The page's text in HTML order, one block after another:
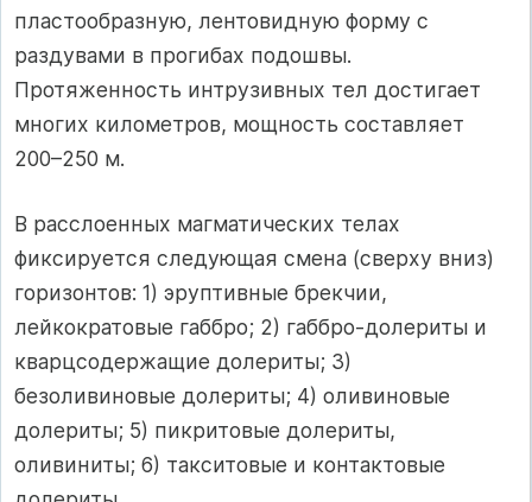
пластообразную, лентовидную форму с
раздувами в прогибах подо­швы.
Протяженность интрузивных тел достигает
многих километров, мощность составляет
200–250 м.
В расслоенных магматических телах
фиксируется следующая смена (сверху вниз)
горизонтов: 1) эруптивные брекчии,
лейкократовые габбро; 2) габбро-долериты и
кварцсодержащие долериты; 3)
безоливиновые долериты; 4) оливиновые
долериты; 5) пикритовые долериты,
оливиниты; 6) такситовые и контактовые